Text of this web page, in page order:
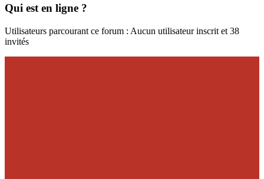
Qui est en ligne ?
Utilisateurs parcourant ce forum : Aucun utilisateur inscrit et 38
invités